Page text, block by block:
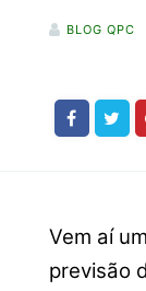
BLOG QPC
Vem aí um
previsão